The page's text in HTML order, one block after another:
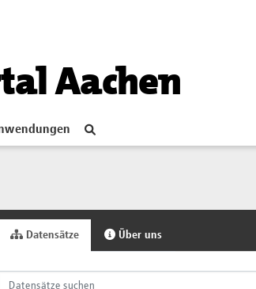
Aachen
Datensätze Über uns